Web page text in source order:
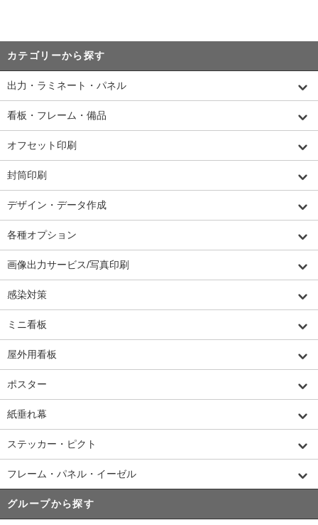
カテゴリーから探す
出力・ラミネート・パネル
看板・フレーム・備品
オフセット印刷
封筒印刷
デザイン・データ作成
各種オプション
画像出力サービス/写真印刷
感染対策
ミニ看板
屋外用看板
ポスター
紙垂れ幕
ステッカー・ピクト
フレーム・パネル・イーゼル
グループから探す